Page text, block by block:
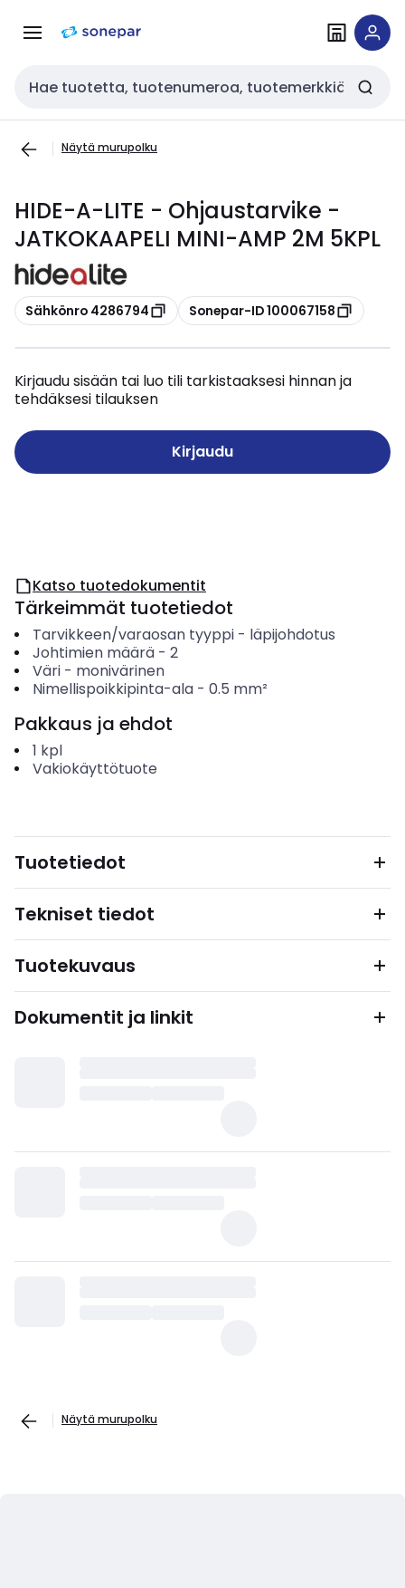
navigointiinsisältöön
Haku
Näytä murupolku
HIDE-A-LITE - Ohjaustarvike -
JATKOKAAPELI MINI-AMP 2M 5KPL
Kopioi
Sähkönro 4286794 Kopioi
Sonepar-ID 100067158
Kirjaudu sisään tai luo tili tarkistaaksesi hinnan ja
tehdäksesi tilauksen
Kirjaudu
Katso tuotedokumentit
Tärkeimmät tuotetiedot
Tarvikkeen/varaosan tyyppi- läpijohdotus
Johtimien määrä- 2
Väri- monivärinen
Nimellispoikkipinta-ala- 0.5 mm²
Pakkaus ja ehdot
1 kpl
Vakiokäyttötuote
Tuotetiedot
Tekniset tiedot
Tuotekuvaus
Dokumentit ja linkit
Näytä murupolku